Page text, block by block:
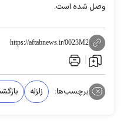
وصل شده است.
https://aftabnews.ir/0023M2
برچسب‌ها: زلزله